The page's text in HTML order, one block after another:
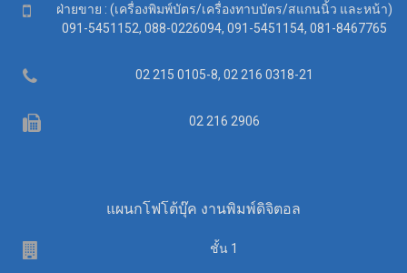
Mobileฝ่ายขาย : (เครื่องพิมพ์บัตร/เครื่องทาบบัตร/สแกนนิ้ว และหน้า)
091-5451152, 088-0226094, 091-5451154, 081-8467765
Telephone 02 215 0105-8, 02 216 0318-21
Fax 02 216 2906
แผนกโฟโต้บุ๊ค งานพิมพ์ดิจิตอล
ชั้น 1